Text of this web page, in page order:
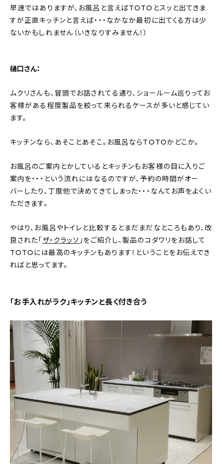
About
プライバシーポリシー
お問い合わせ
早速ではありますが、お風呂と言えばTOTOとスッと出てきま
すが正直キッチンと言えば・・・なかなか最初に出てくる方は少
ないかもしれません（いきなりすみません！）
樋口さん：
ムクリさんも、冒頭でお話されてる通り、ショールーム巡りってお
客様がある程度製品を絞って来られるケースが多いと感じてい
ます。
キッチンなら、あそことあそこ。お風呂ならTOTOかどこか。
お風呂のご案内とかしているとキッチンもお客様の目に入りご
案内を・・・という流れにはなるのですが、予約の時間がオー
バーしたり、丁度他で決めてきてしまった・・・なんてお声をよくい
ただきます。
やはり、お風呂やトイレと比較するとまだまだなところもあり、改
良された「 ザ・クラッソ 」をご紹介し、製品のコダワリをお話して
TOTOには最高のキッチンもあります！ということをお伝えでき
ればと思ってます。
「お手入れがラク」キッチンと長く付き合う